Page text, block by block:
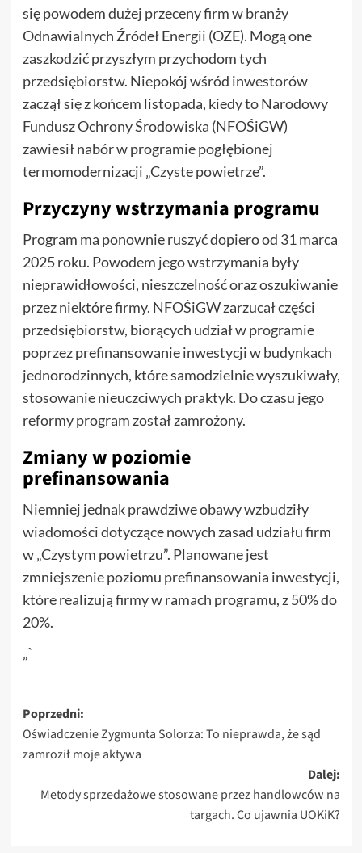
się powodem dużej przeceny firm w branży
Odnawialnych Źródeł Energii (OZE). Mogą one
zaszkodzić przyszłym przychodom tych
przedsiębiorstw. Niepokój wśród inwestorów
zaczął się z końcem listopada, kiedy to Narodowy
Fundusz Ochrony Środowiska (NFOŚiGW)
zawiesił nabór w programie pogłębionej
termomodernizacji „Czyste powietrze”.
Przyczyny wstrzymania programu
Program ma ponownie ruszyć dopiero od 31 marca
2025 roku. Powodem jego wstrzymania były
nieprawidłowości, nieszczelność oraz oszukiwanie
przez niektóre firmy. NFOŚiGW zarzucał części
przedsiębiorstw, biorących udział w programie
poprzez prefinansowanie inwestycji w budynkach
jednorodzinnych, które samodzielnie wyszukiwały,
stosowanie nieuczciwych praktyk. Do czasu jego
reformy program został zamrożony.
Zmiany w poziomie
prefinansowania
Niemniej jednak prawdziwe obawy wzbudziły
wiadomości dotyczące nowych zasad udziału firm
w „Czystym powietrzu”. Planowane jest
zmniejszenie poziomu prefinansowania inwestycji,
które realizują firmy w ramach programu, z 50% do
20%.
„`
Zobacz
wpisy
Poprzedni:
Oświadczenie Zygmunta Solorza: To nieprawda, że sąd
zamroził moje aktywa
Dalej:
Metody sprzedażowe stosowane przez handlowców na
targach. Co ujawnia UOKiK?